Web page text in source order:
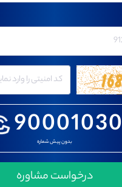
90001030
بدون پیش شماره